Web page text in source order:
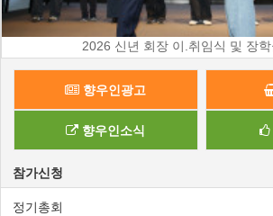
2026 신년 회장 이.취임식 및 장학
향우인광고
향우인소식
참가신청
정기총회